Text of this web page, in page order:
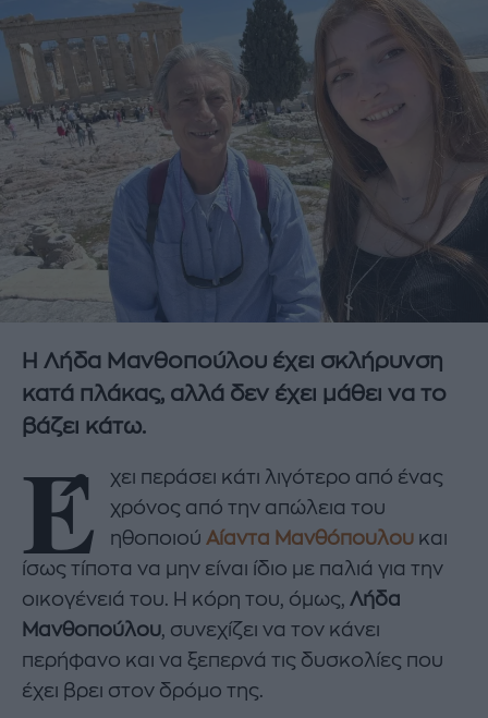
Η Λήδα Μανθοπούλου έχει σκλήρυνση
κατά πλάκας, αλλά δεν έχει μάθει να το
βάζει κάτω.
Έ
χει περάσει κάτι λιγότερο από ένας
χρόνος από την απώλεια του
ηθοποιούΑίαντα Μανθόπουλου και
ίσως τίποτα να μην είναι ίδιο με παλιά για την
οικογένειά του. Η κόρη του, όμως, Λήδα
Μανθοπούλου, συνεχίζει να τον κάνει
περήφανο και να ξεπερνά τις δυσκολίες που
έχει βρει στον δρόμο της.